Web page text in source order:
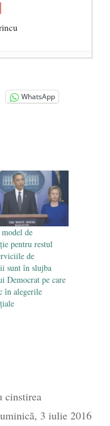
și are locul în
- 17 iunie 2020
radicale
WhatsApp
de
pentru restul
de
sunt în slujba
Democrat pe care
în alegerile
cinstirea
3 iulie 2016